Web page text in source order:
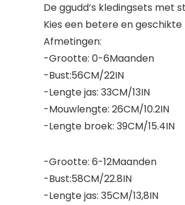
De ggudd’s kledingsets met
Kies een betere en
Afmetingen:
-Grootte: 0-6Maanden
-Bust:56CM/22IN
-Lengte jas: 33CM/13IN
-Mouwlengte: 26CM/10.2IN
-Lengte broek: 39CM/15.4IN
-Grootte: 6-12Maanden
-Bust:58CM/22.8IN
-Lengte jas: 35CM/13,8IN